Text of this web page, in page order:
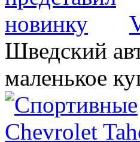
Шведский
маленькое